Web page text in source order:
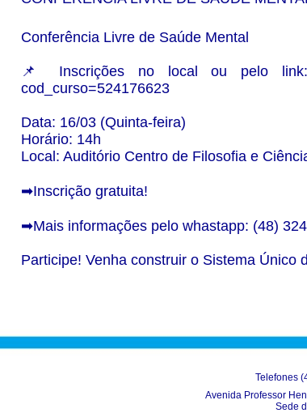
Conferência Livre de Saúde Mental
📌 Inscrições no local ou pelo link:
cod_curso=524176623
Data: 16/03 (Quinta-feira)
Horário: 14h
Local: Auditório Centro de Filosofia e
➡Inscrição gratuita!
➡Mais informações pelo whastapp: (48)
Participe! Venha construir o Sistema Único
Telefones
Avenida Professor
Sede